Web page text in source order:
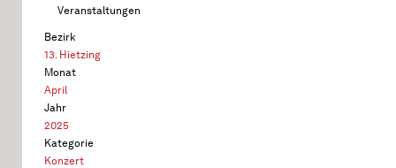
Veranstaltungen
Bezirk
13. Hietzing
Monat
April
Jahr
2025
Kategorie
Konzert